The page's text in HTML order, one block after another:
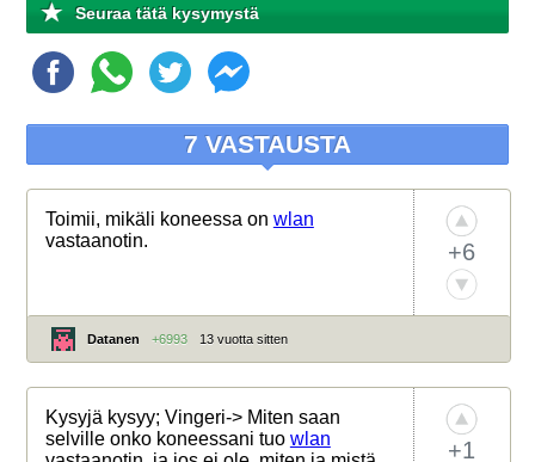
Seuraa tätä kysymystä
7 VASTAUSTA
Toimii, mikäli koneessa on wlan
vastaanotin.
+6
Datanen +6993 13 vuotta sitten
Kysyjä kysyy; Vingeri-> Miten saan
selville onko koneessani tuo wlan
+1